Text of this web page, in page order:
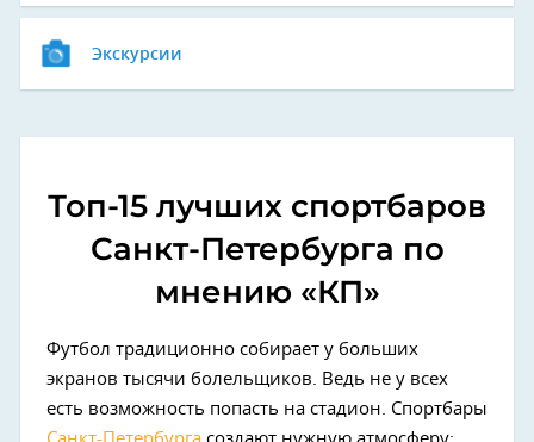
Экскурсии
Топ-15 лучших спортбаров
Санкт-Петербурга по
мнению «КП»
Футбол традиционно собирает у больших
экранов тысячи болельщиков. Ведь не у всех
есть возможность попасть на стадион. Спортбары